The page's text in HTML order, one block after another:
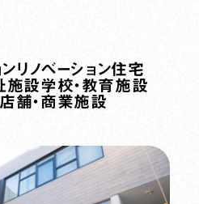
リノベーション住宅
施設学校・教育施設
店舗・商業施設